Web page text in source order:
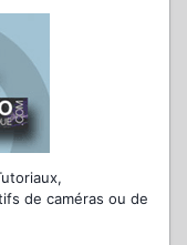
de caméras ou de